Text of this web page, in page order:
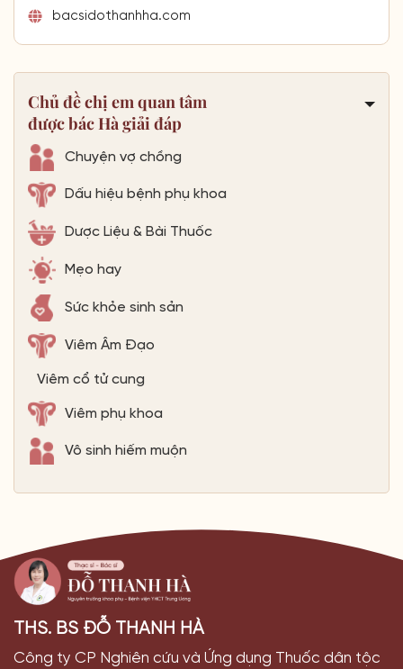
bacsidothanhha.com
Chủ đề chị em quan tâm
được bác Hà giải đáp
Chuyện vợ chồng
Dấu hiệu bệnh phụ khoa
Dược Liệu & Bài Thuốc
Mẹo hay
Sức khỏe sinh sản
Viêm Âm Đạo
Viêm cổ tử cung
Viêm phụ khoa
Vô sinh hiếm muộn
THS. BS ĐỖ THANH HÀ
Công ty CP Nghiên cứu và Ứng dụng Thuốc dân tộc